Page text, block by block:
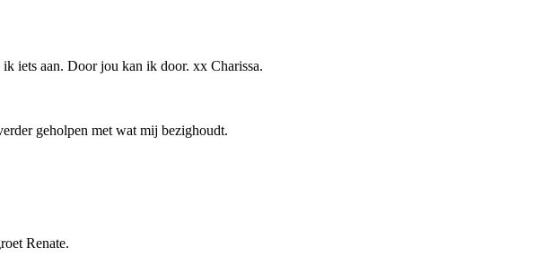
iets aan. Door jou kan ik door. xx Charissa.
geholpen met wat mij bezighoudt.
Renate.